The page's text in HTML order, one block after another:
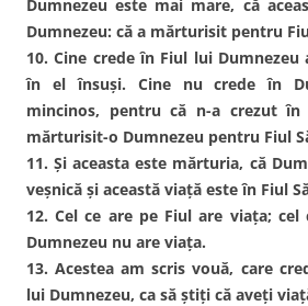
Dumnezeu este mai mare, că
Dumnezeu: că a mărturisit pentru
10. Cine crede în Fiul lui
în el însuşi. Cine nu crede în
mincinos, pentru că n-a crezut
mărturisit-o Dumnezeu pentru Fiul
11. Şi aceasta este mărturia, că
veşnică şi această viaţă este în Fiul
12. Cel ce are pe Fiul are viaţa;
Dumnezeu nu are viaţa.
13. Acestea am scris vouă, care
lui Dumnezeu, ca să ştiţi că aveţi